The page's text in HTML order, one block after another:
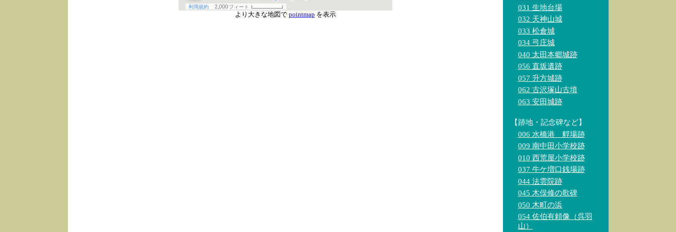
より大きな地図で pointmap を表示
031 生地台場
032 天神山城
033 松倉城
034 弓庄城
040 太田本郷城跡
056 直坂遺跡
057 升方城跡
062 古沢塚山古墳
063 安田城跡
【跡地・記念碑など】
006 水橋港 艀場跡
009 南中田小学校跡
010 西荒屋小学校跡
037 牛ケ増口銭場跡
044 法雲院跡
045 木俣修の歌碑
050 木町の浜
054 佐伯有頼像（呉羽
山）